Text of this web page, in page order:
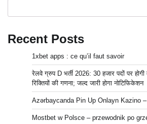
Recent Posts
1xbet apps : ce qu’il faut savoir
रेलवे ग्रुप D भर्ती 2026: 30 हजार पदों पर होगी
रिक्तियों की गणना; जल्द जारी होगा नोटिफिकेशन
Azərbaycanda Pin Up Onlayn Kazino
Mostbet w Polsce – przewodnik po